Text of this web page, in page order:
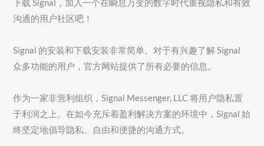
下载 Signal，加入一个在瞬息万变的数字时代重视隐私和有效
沟通的用户社区吧！
Signal 的安装和下载安装非常简单。对于有兴趣了解 Signal
众多功能的用户，官方网站提供了所有必要的信息。
作为一家非营利组织，Signal Messenger, LLC 将用户隐私置
于利润之上。在如今充斥着盈利解决方案的环境中，Signal 始
终坚定地倡导隐私、自由和便捷的沟通方式。